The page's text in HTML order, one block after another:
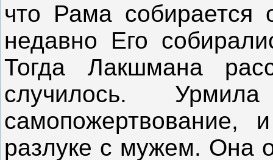
что Рама собирается
недавно Его
Тогда Лакшмана
случилось.
разлуке с мужем. Она